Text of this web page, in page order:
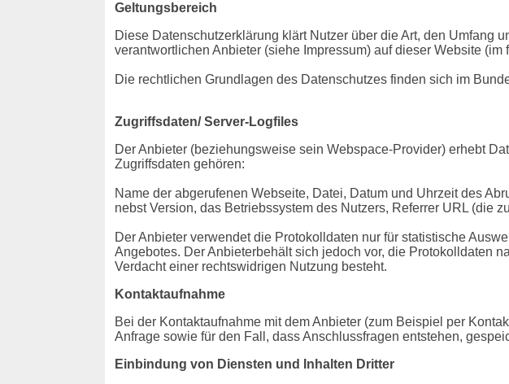
Geltungsbereich
Diese Datenschutzerklärung klärt Nutzer über die Art, den Umfang
verantwortlichen Anbieter (siehe Impressum) auf dieser Website (im
Die rechtlichen Grundlagen des Datenschutzes finden sich im
Zugriffsdaten/ Server-Logfiles
Der Anbieter (beziehungsweise sein Webspace-Provider) erhebt
Zugriffsdaten gehören:
Name der abgerufenen Webseite, Datei, Datum und Uhrzeit des
nebst Version, das Betriebssystem des Nutzers, Referrer URL (die
Der Anbieter verwendet die Protokolldaten nur für statistische
Angebotes. Der Anbieterbehält sich jedoch vor, die Protokolldaten
Verdacht einer rechtswidrigen Nutzung besteht.
Kontaktaufnahme
Bei der Kontaktaufnahme mit dem Anbieter (zum Beispiel per
Anfrage sowie für den Fall, dass Anschlussfragen entstehen,
Einbindung von Diensten und Inhalten Dritter